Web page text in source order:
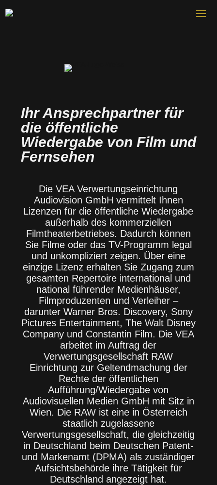
Ihr Ansprechpartner für
die öffentliche
Wiedergabe von Film und
Fernsehen
Die VEA Verwertungseinrichtung
Audiovision GmbH vermittelt Ihnen
Lizenzen für die öffentliche Wiedergabe
außerhalb des kommerziellen
Filmtheaterbetriebes. Dadurch können
Sie Filme oder das TV-Programm legal
und unkompliziert zeigen. Über eine
einzige Lizenz erhalten Sie Zugang zum
gesamten Repertoire international und
national führender Medienhäuser,
Filmproduzenten und Verleiher –
darunter Warner Bros. Discovery, Sony
Pictures Entertainment, The Walt Disney
Company und Constantin Film. Die VEA
arbeitet im Auftrag der
Verwertungsgesellschaft RAW
Einrichtung zur Geltendmachung der
Rechte der öffentlichen
Aufführung/Wiedergabe von
Audiovisuellen Medien GmbH mit Sitz in
Wien. Die RAW ist eine in Österreich
staatlich zugelassene
Verwertungsgesellschaft, die gleichzeitig
in Deutschland beim Deutschen Patent-
und Markenamt (DPMA) als zuständiger
Aufsichtsbehörde ihre Tätigkeit für
Deutschland angezeigt hat.